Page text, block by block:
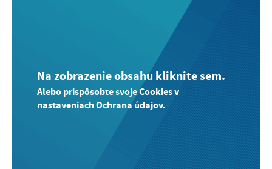
Na zobrazenie obsahu kliknite sem.
Alebo prispôsobte svoje Cookies v
nastaveniach Ochrana údajov.